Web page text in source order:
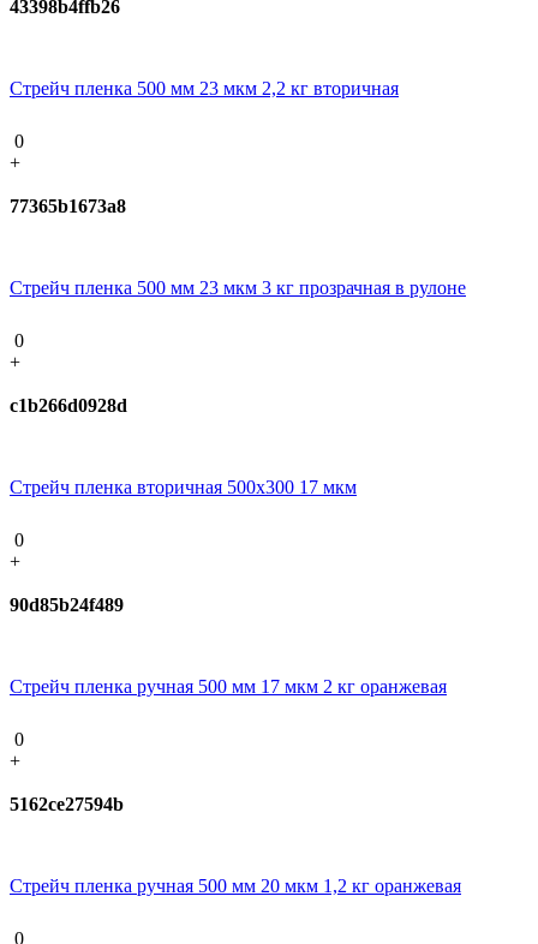
43398b4ffb26
Стрейч пленка 500 мм 23 мкм 2,2 кг вторичная
0
+
77365b1673a8
Стрейч пленка 500 мм 23 мкм 3 кг прозрачная в рулоне
0
+
c1b266d0928d
Стрейч пленка вторичная 500х300 17 мкм
0
+
90d85b24f489
Стрейч пленка ручная 500 мм 17 мкм 2 кг оранжевая
0
+
5162ce27594b
Стрейч пленка ручная 500 мм 20 мкм 1,2 кг оранжевая
0